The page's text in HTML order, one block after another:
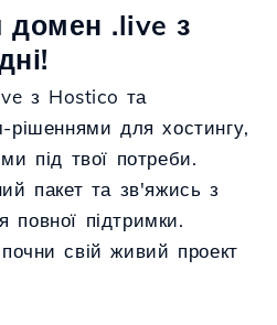
домен .live з
з Hostico та
рішеннями для хостингу,
під твої потреби.
пакет та зв'яжись з
підтримки.
свій живий проект